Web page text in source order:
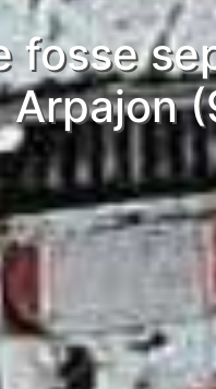
fosse
Arpajon